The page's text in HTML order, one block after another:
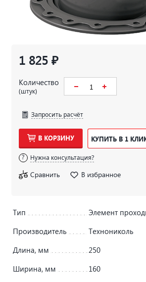
1 825 ₽
Количество
(штук)
Запросить расчёт
В КОРЗИНУ КУПИТЬ В 1
Нужна консультация?
Сравнить В избранное
Тип
Элемент
Производитель
Технониколь
Длина, мм
250
Ширина, мм
160